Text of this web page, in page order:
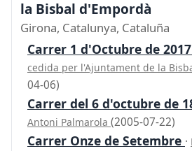
la Bisbal d'Empordà
Girona, Catalunya, Cataluña
Carrer 1 d'Octubre de 2017
cedida per l'Ajuntament de la
04-06)
Carrer del 6 d'octubre de
Antoni Palmarola (2005-07-22)
Carrer Onze de Setembre ·